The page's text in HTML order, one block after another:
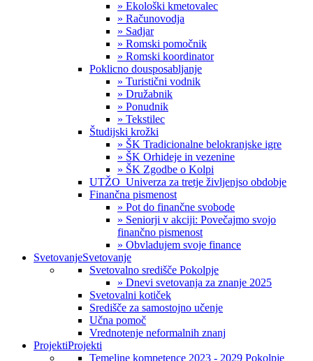
» Ekološki kmetovalec
» Računovodja
» Sadjar
» Romski pomočnik
» Romski koordinator
Poklicno dousposabljanje
» Turistični vodnik
» Družabnik
» Ponudnik
» Tekstilec
Študijski krožki
» ŠK Tradicionalne belokranjske igre
» ŠK Orhideje in vezenine
» ŠK Zgodbe o Kolpi
UTŽO_Univerza za tretje življenjso obdobje
Finančna pismenost
» Pot do finančne svobode
» Seniorji v akciji: Povečajmo svojo
finančno pismenost
» Obvladujem svoje finance
SvetovanjeSvetovanje
Svetovalno središče Pokolpje
» Dnevi svetovanja za znanje 2025
Svetovalni kotiček
Središče za samostojno učenje
Učna pomoč
Vrednotenje neformalnih znanj
ProjektiProjekti
Temeljne kompetence 2023 - 2029 Pokolpje